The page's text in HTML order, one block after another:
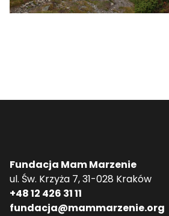
Fundacja Mam Marzenie
ul. Św. Krzyża 7, 31-028 Kraków
+48 12 426 31 11
fundacja@mammarzenie.org